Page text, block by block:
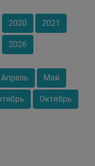
2020 2021
2026
Апрель Май
Октябрь